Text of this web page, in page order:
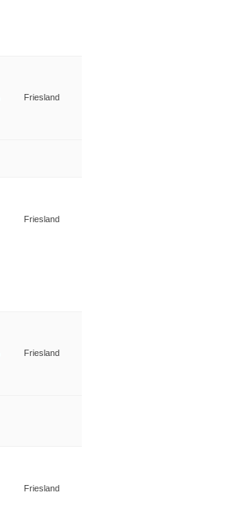
Friesland
Friesland
Friesland
Friesland